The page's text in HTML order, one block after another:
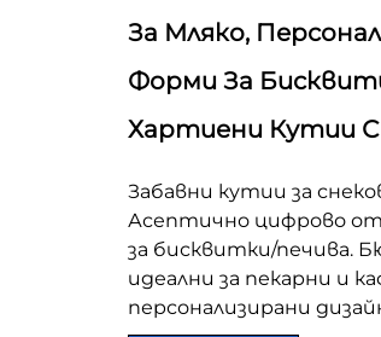
За Мляко,
Форми За
Хартиени Кутии
Забавни кутии за
Асептично цифрово
за бисквитки/печива.
идеални за пекарни и
персонализирани